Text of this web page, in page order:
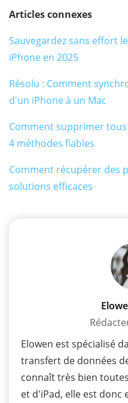
Articles connexes
Sauvegardez sans effort
iPhone en 2025
Résolu : Comment
d'un iPhone à un Mac
Comment supprimer
4 méthodes fiables
Comment récupérer des
solutions efficaces
Elowen est spécialisé
transfert de données
connaît très bien
et d'iPad, elle est